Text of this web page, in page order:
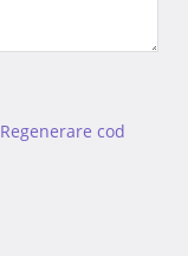
Regenerare cod